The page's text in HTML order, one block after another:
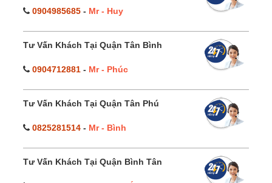
0904985685 - Mr - Huy
Tư Vấn Khách Tại Quận Tân Bình
0904712881 - Mr - Phúc
Tư Vấn Khách Tại Quận Tân Phú
0825281514 - Mr - Bình
Tư Vấn Khách Tại Quận Bình Tân